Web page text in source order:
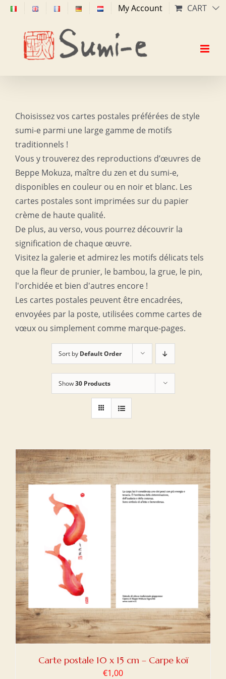
Skip
content
My Account CART
Choisissez vos cartes postales préférées de style
sumi-e parmi une large gamme de motifs
traditionnels !
Vous y trouverez des reproductions d’œuvres de
Beppe Mokuza, maître du zen et du sumi-e,
disponibles en couleur ou en noir et blanc. Les
cartes postales sont imprimées sur du papier
crème de haute qualité.
De plus, au verso, vous pourrez découvrir la
signification de chaque œuvre.
Visitez la galerie et admirez les motifs délicats tels
que la fleur de prunier, le bambou, la grue, le pin,
l'orchidée et bien d'autres encore !
Les cartes postales peuvent être encadrées,
envoyées par la poste, utilisées comme cartes de
vœux ou simplement comme marque-pages.
Sort by Default Order
Show30 Products
Carte postale 10 x 15 cm – Carpe koï
€1,00